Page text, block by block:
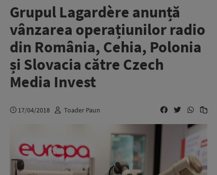
Grupul Lagardère anunță
vânzarea operațiunilor radio
din România, Cehia, Polonia
și Slovacia către Czech
Media Invest
17/04/2018 Toader Paun